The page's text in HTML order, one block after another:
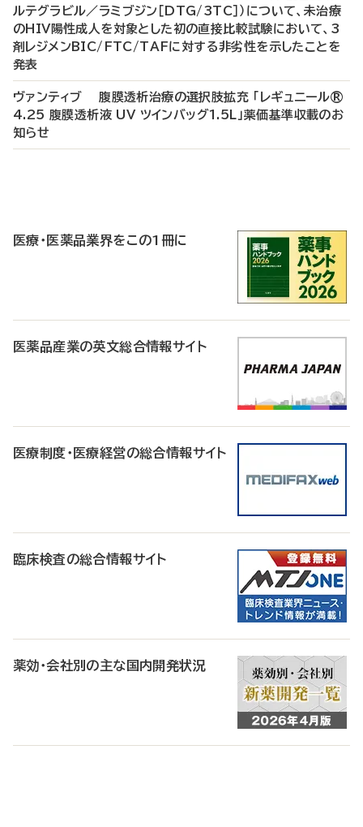
ルテグラビル／ラミブジン［DTG/3TC］）について、未治療
のHIV陽性成人を対象とした初の直接比較試験において、3
剤レジメンBIC/FTC/TAFに対する非劣性を示したことを
発表
ヴァンティブ 腹膜透析治療の選択肢拡充 「レギュニール®
4.25 腹膜透析液 UV ツインバッグ1.5L」薬価基準収載のお
知らせ
医療・医薬品業界をこの1冊に
医薬品産業の英文総合情報サイト
医療制度・医療経営の総合情報サイト
臨床検査の総合情報サイト
薬効・会社別の主な国内開発状況